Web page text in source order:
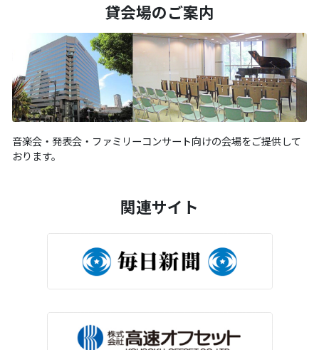
貸会場のご案内
音楽会・発表会・ファミリーコンサート向けの会場をご提供して
おります。
関連サイト